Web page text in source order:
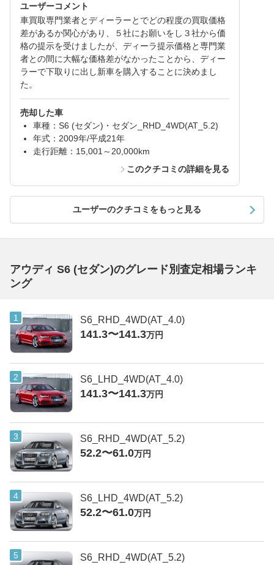
ユーザーコメント
車買取専門業者とディーラーとでどの程度の買取価格
差があるか関心があり、５社にお願いをし３社から価
格の提示を受けましたが、ディーラ提示価格と専門業
者との間に大幅な価格差がなかったことから、ディー
ラーで下取りに出し新車を購入することに決めまし
た。
売却した車
車種：S6 (セダン)・セダン_RHD_4WD(AT_5.2)
年式：2009年/平成21年
走行距離：15,001～20,000km
このクチコミの詳細を見る
ユーザーのクチコミをもっと見る
アウディ S6 (セダン)のグレード別査定相場ランキ
ング
S6_RHD_4WD(AT_4.0)
141.3〜141.3万円
S6_LHD_4WD(AT_4.0)
141.3〜141.3万円
S6_RHD_4WD(AT_5.2)
52.2〜61.0万円
S6_LHD_4WD(AT_5.2)
52.2〜61.0万円
S6_RHD_4WD(AT_5.2)